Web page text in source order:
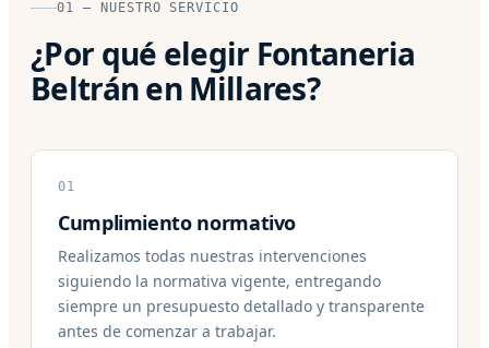
01 — NUESTRO SERVICIO
¿Por qué elegir Fontaneria
Beltrán en Millares?
01
Cumplimiento normativo
Realizamos todas nuestras intervenciones
siguiendo la normativa vigente, entregando
siempre un presupuesto detallado y transparente
antes de comenzar a trabajar.